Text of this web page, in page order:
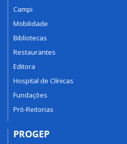
Campi
Mobilidade
Bibliotecas
Restaurantes
Editora
Hospital de Clínicas
Fundações
Pró-Reitorias
PROGEP